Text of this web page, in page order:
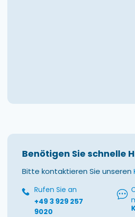
Benötigen Sie schnelle
Bitte kontaktieren Sie unseren
Rufen Sie an
+49 3 929 257
9020